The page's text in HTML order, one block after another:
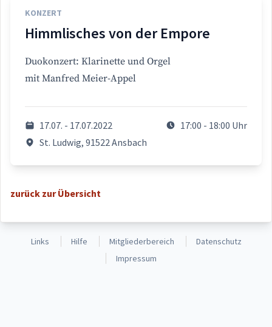
KONZERT
Himmlisches von der Empore
Duokonzert: Klarinette und Orgel
mit Manfred Meier-Appel
17.07. - 17.07.2022
17:00 - 18:00 Uhr
St. Ludwig, 91522 Ansbach
zurück zur Übersicht
Links Hilfe Mitgliederbereich
Datenschutz
Impressum